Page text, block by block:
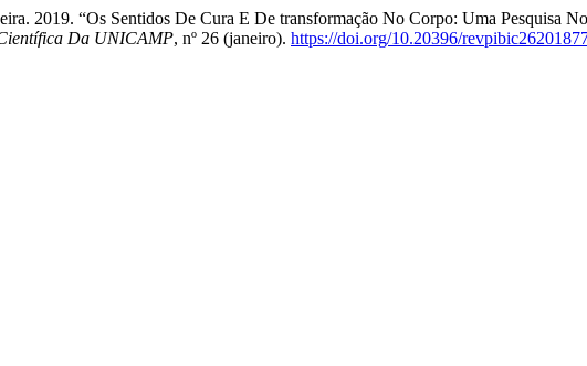
2019. “Os Sentidos De Cura E De transformação No Corpo: Uma Pesquisa
Da UNICAMP, nº 26 (janeiro). https://doi.org/10.20396/